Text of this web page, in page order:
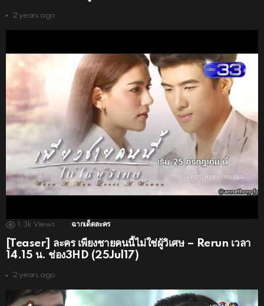
2 years ago
1.3k Views ฉากเด็ดละคร
[Teaser] ละคร เพียงชายคนนี้ไม่ใช่ผู้วิเศษ – Rerun เวลา
14.15 น. ช่อง3HD (25Jul17)
2 years ago